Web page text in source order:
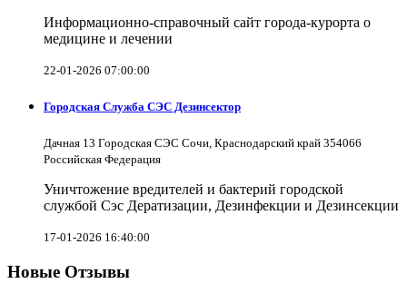
Информационно-справочный сайт города-курорта о
медицине и лечении
22-01-2026 07:00:00
Городская Служба СЭС Дезинсектор
Дачная 13 Городская СЭС Сочи, Краснодарский край 354066
Российская Федерация
Уничтожение вредителей и бактерий городской
службой Сэс Дератизации, Дезинфекции и Дезинсекции
17-01-2026 16:40:00
Новые Отзывы